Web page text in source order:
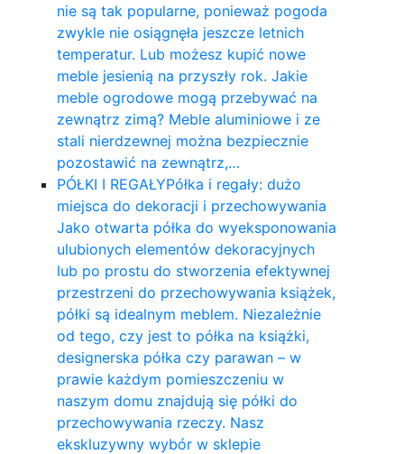
nie są tak popularne, ponieważ pogoda
zwykle nie osiągnęła jeszcze letnich
temperatur. Lub możesz kupić nowe
meble jesienią na przyszły rok. Jakie
meble ogrodowe mogą przebywać na
zewnątrz zimą? Meble aluminiowe i ze
stali nierdzewnej można bezpiecznie
pozostawić na zewnątrz,…
PÓŁKI I REGAŁYPółka i regały: dużo
miejsca do dekoracji i przechowywania
Jako otwarta półka do wyeksponowania
ulubionych elementów dekoracyjnych
lub po prostu do stworzenia efektywnej
przestrzeni do przechowywania książek,
półki są idealnym meblem. Niezależnie
od tego, czy jest to półka na książki,
designerska półka czy parawan – w
prawie każdym pomieszczeniu w
naszym domu znajdują się półki do
przechowywania rzeczy. Nasz
ekskluzywny wybór w sklepie